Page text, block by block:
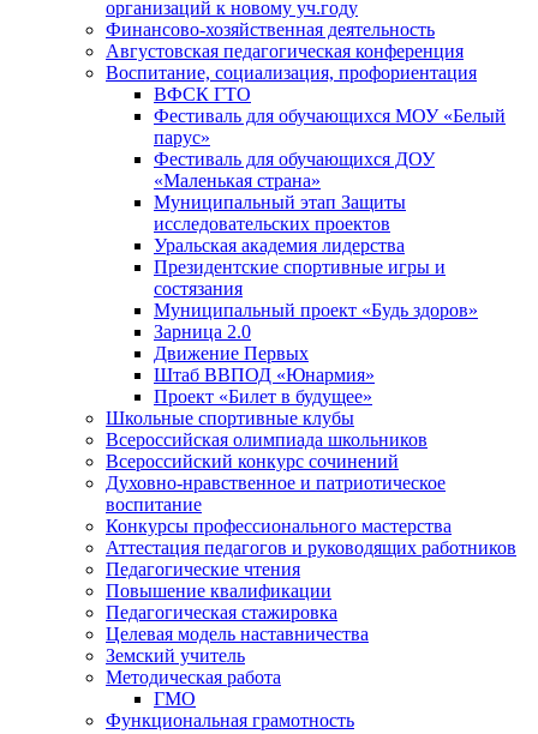
организаций к новому уч.году
Финансово-хозяйственная деятельность
Августовская педагогическая конференция
Воспитание, социализация, профориентация
ВФСК ГТО
Фестиваль для обучающихся МОУ «Белый
парус»
Фестиваль для обучающихся ДОУ
«Маленькая страна»
Муниципальный этап Защиты
исследовательских проектов
Уральская академия лидерства
Президентские спортивные игры и
состязания
Муниципальный проект «Будь здоров»
Зарница 2.0
Движение Первых
Штаб ВВПОД «Юнармия»
Проект «Билет в будущее»
Школьные спортивные клубы
Всероссийская олимпиада школьников
Всероссийский конкурс сочинений
Духовно-нравственное и патриотическое
воспитание
Конкурсы профессионального мастерства
Аттестация педагогов и руководящих работников
Педагогические чтения
Повышение квалификации
Педагогическая стажировка
Целевая модель наставничества
Земский учитель
Методическая работа
ГМО
Функциональная грамотность